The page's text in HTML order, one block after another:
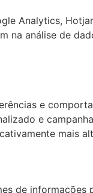
Analytics,
na análise de
e
e
mais
de informações